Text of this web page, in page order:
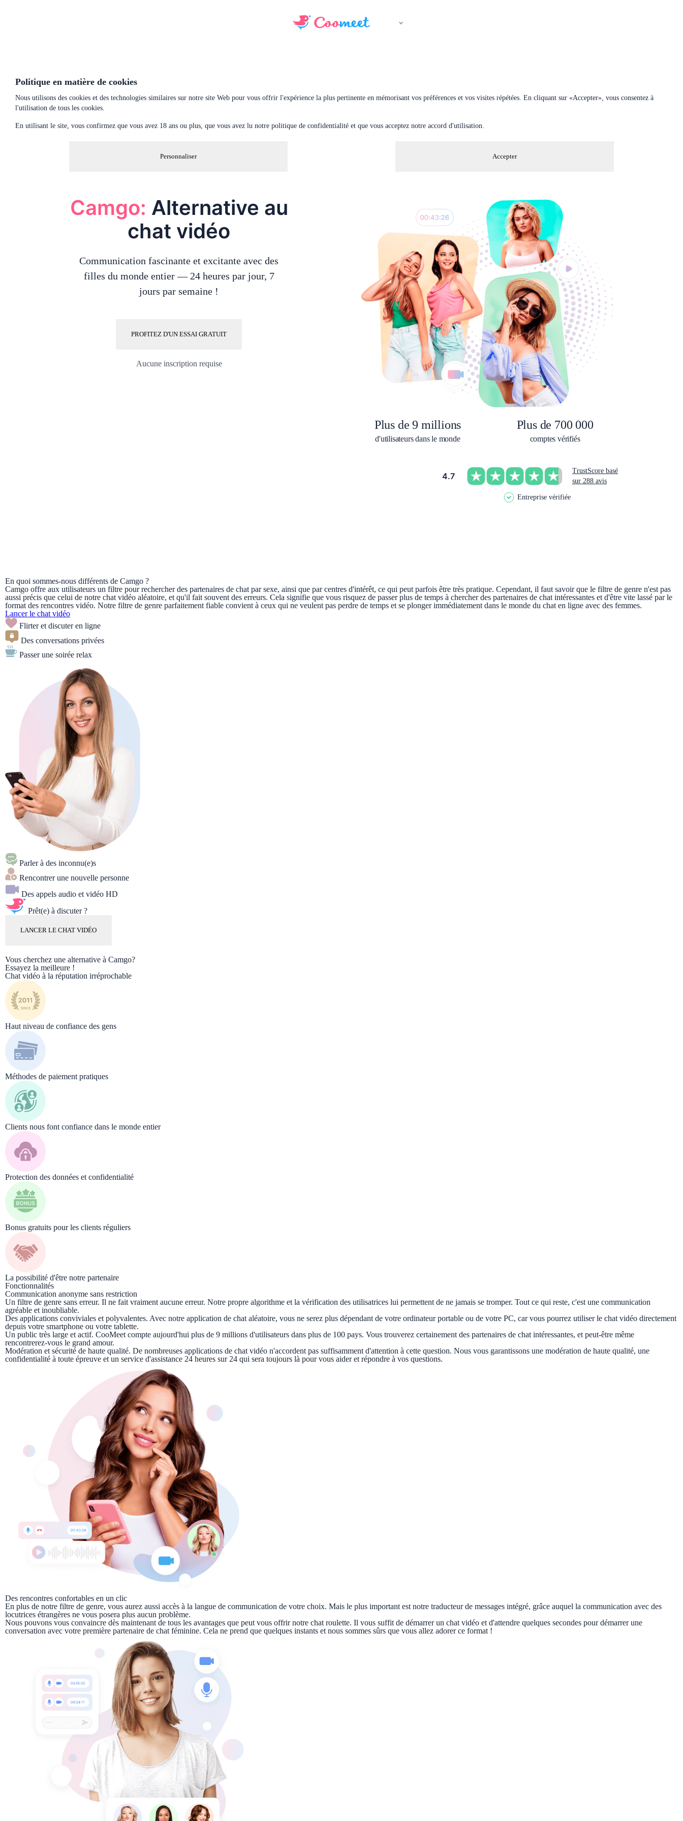
Politique en matière de cookies
Nous utilisons des cookies et des technologies similaires sur notre site Web pour vous offrir l'expérience la plus pertinente en mémorisant vos préférences et vos visites répétées. En cliquant sur «Accepter», vous consentez à
l'utilisation de tous les cookies.
En utilisant le site, vous confirmez que vous avez 18 ans ou plus, que vous avez lu notre politique de confidentialité et que vous acceptez notre accord d'utilisation.
Personnaliser Accepter
Camgo: Alternative au
chat vidéo
Communication fascinante et excitante avec des
filles du monde entier — 24 heures par jour, 7
jours par semaine !
PROFITEZ D'UN ESSAI GRATUIT
Aucune inscription requise
Plus de 9 millions
d'utilisateurs dans le monde
Plus de 700 000
comptes vérifiés
4.7
TrustScore basé
sur 288 avis
Entreprise vérifiée
En quoi sommes-nous différents de Camgo ?
Camgo offre aux utilisateurs un filtre pour rechercher des partenaires de chat par sexe, ainsi que par centres d'intérêt, ce qui peut parfois être très pratique. Cependant, il faut savoir que le filtre de genre n'est pas
aussi précis que celui de notre chat vidéo aléatoire, et qu'il fait souvent des erreurs. Cela signifie que vous risquez de passer plus de temps à chercher des partenaires de chat intéressantes et d'être vite lassé par le
format des rencontres vidéo. Notre filtre de genre parfaitement fiable convient à ceux qui ne veulent pas perdre de temps et se plonger immédiatement dans le monde du chat en ligne avec des femmes.
Lancer le chat vidéo
Flirter et discuter en ligne
Des conversations privées
Passer une soirée relax
Parler à des inconnu(e)s
Rencontrer une nouvelle personne
Des appels audio et vidéo HD
Prêt(e) à discuter ?
LANCER LE CHAT VIDÉO
Vous cherchez une alternative à Camgo?
Essayez la meilleure !
Chat vidéo à la réputation irréprochable
Haut niveau de confiance des gens
Méthodes de paiement pratiques
Сlients nous font confiance dans le monde entier
Protection des données et confidentialité
Bonus gratuits pour les clients réguliers
La possibilité d'être notre partenaire
Fonctionnalités
Communication anonyme sans restriction
Un filtre de genre sans erreur. Il ne fait vraiment aucune erreur. Notre propre algorithme et la vérification des utilisatrices lui permettent de ne jamais se tromper. Tout ce qui reste, c'est une communication
agréable et inoubliable.
Des applications conviviales et polyvalentes. Avec notre application de chat aléatoire, vous ne serez plus dépendant de votre ordinateur portable ou de votre PC, car vous pourrez utiliser le chat vidéo directement
depuis votre smartphone ou votre tablette.
Un public très large et actif. CooMeet compte aujourd'hui plus de 9 millions d'utilisateurs dans plus de 100 pays. Vous trouverez certainement des partenaires de chat intéressantes, et peut-être même
rencontrerez-vous le grand amour.
Modération et sécurité de haute qualité. De nombreuses applications de chat vidéo n'accordent pas suffisamment d'attention à cette question. Nous vous garantissons une modération de haute qualité, une
confidentialité à toute épreuve et un service d'assistance 24 heures sur 24 qui sera toujours là pour vous aider et répondre à vos questions.
Des rencontres confortables en un clic
En plus de notre filtre de genre, vous aurez aussi accès à la langue de communication de votre choix. Mais le plus important est notre traducteur de messages intégré, grâce auquel la communication avec des
locutrices étrangères ne vous posera plus aucun problème.
Nous pouvons vous convaincre dès maintenant de tous les avantages que peut vous offrir notre chat roulette. Il vous suffit de démarrer un chat vidéo et d'attendre quelques secondes pour démarrer une
conversation avec votre première partenaire de chat féminine. Cela ne prend que quelques instants et nous sommes sûrs que vous allez adorer ce format !